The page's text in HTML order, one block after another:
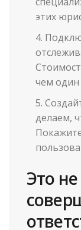
этих
чем
делаем,
Это